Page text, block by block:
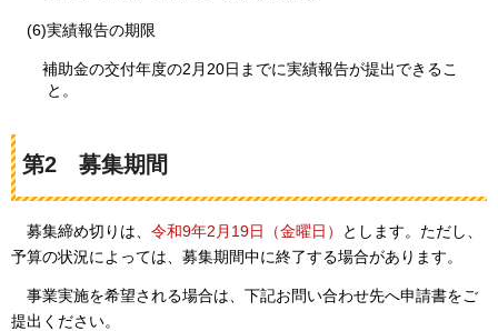
(6)実績報告の期限
補助金の交付年度の2月20日までに実績報告が提出できるこ
と。
第2 募集期間
募集締め切り は、 令和9年2月19日（金曜日）
とします。ただし、
予算の状況によっては、募集期間中に終了する場合があります。
事業実施を希望される場合は、下記お問い合わせ先へ申請書をご
提出ください。